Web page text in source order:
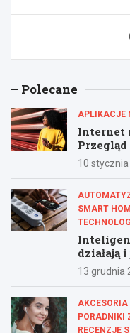
Polecane
APLIKACJE
Internet
10
SMART
działają
13 grudnia
AKCESORIA
PORADNIKI
RECENZJE